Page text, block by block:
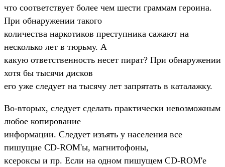
что соответствует более чем шести граммам героина.
При обнаружении такого
количества наркотиков преступника сажают на
несколько лет в тюрьму. А
какую ответственность несет пират? При обнаружении
хотя бы тысячи дисков
его уже следует на тысячу лет запрятать в каталажку.
Во-вторых, следует сделать практически невозможным
любое копирование
информации. Следует изъять у населения все
пишущие CD-ROM'ы, магнитофоны,
ксероксы и пр. Если на одном пишущем CD-ROM'е